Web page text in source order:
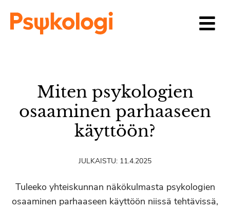
Miten psykologien
osaaminen parhaaseen
käyttöön?
JULKAISTU: 11.4.2025
Tuleeko yhteiskunnan näkökulmasta psykologien
osaaminen parhaaseen käyttöön niissä tehtävissä,